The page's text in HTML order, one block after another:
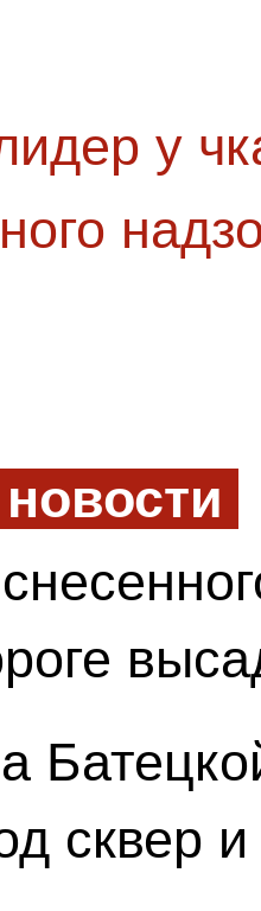
у
сквер